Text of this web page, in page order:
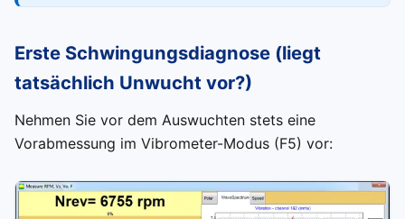
Erste Schwingungsdiagnose (liegt
tatsächlich Unwucht vor?)
Nehmen Sie vor dem Auswuchten stets eine
Vorabmessung im Vibrometer-Modus (F5) vor: